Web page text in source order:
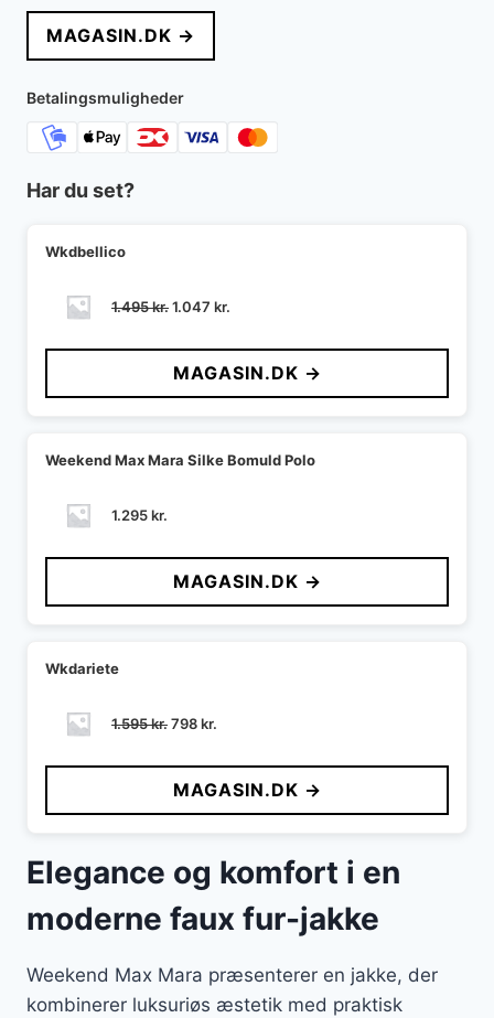
MAGASIN.DK →
Betalingsmuligheder
Har du set?
Wkdbellico
1.495kr.Den
pris
var:
1.495 kr..
1.047 kr.
pris
er:
1.047 kr..
MAGASIN.DK →
Weekend Max Mara Silke Bomuld Polo
1.295kr.
MAGASIN.DK →
Wkdariete
1.595kr.Den
pris
var:
1.595 kr..
798kr.
pris
er:
798 kr..
MAGASIN.DK →
Elegance og komfort i en
moderne faux fur-jakke
Weekend Max Mara præsenterer en jakke, der
kombinerer luksuriøs æstetik med praktisk